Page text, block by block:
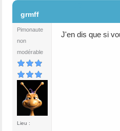
grmff
Pimonaute
non
modérable
Lieu :
J'en dis que si